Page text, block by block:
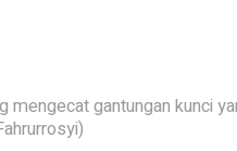
mengecat gantungan kunci